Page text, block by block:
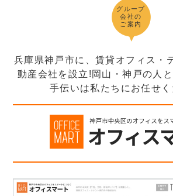
グループ
会社の
ご案内
兵庫県神戸市に、賃貸オフィス・
動産会社を設立!岡山・神戸の人
手伝いは私たちにお任せく